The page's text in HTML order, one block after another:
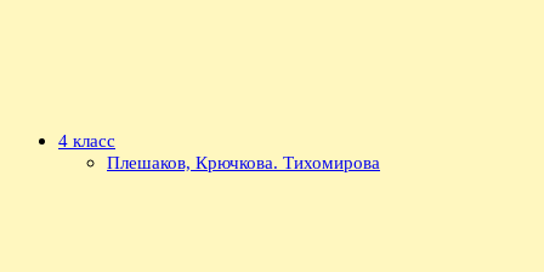
4 класс
Плешаков, Крючкова. Тихомирова